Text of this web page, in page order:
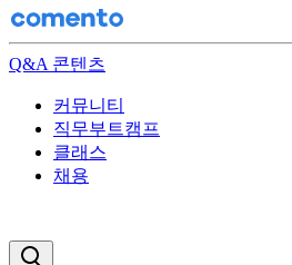
Q&A 콘텐츠
커뮤니티
직무부트캠프
클래스
채용